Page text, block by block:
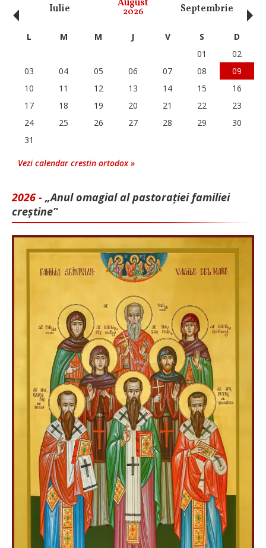
Iulie August
2026 Septembrie
‹ L M M J V S
D
01
02
03
04 05 06 07 08
09
10
11 12 13 14 15
16
17
18 19 20 21 22
23
24
25 26 27 28 29
30
31
Vezi calendar crestin ortodox »
2026 - „Anul omagial al pastorației familiei
creștine”